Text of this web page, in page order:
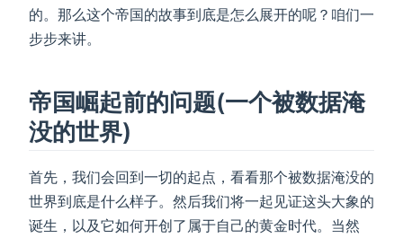
的。那么这个帝国的故事到底是怎么展开的呢？咱们一
步步来讲。
帝国崛起前的问题(一个被数据淹
没的世界)
首先，我们会回到一切的起点，看看那个被数据淹没的
世界到底是什么样子。然后我们将一起见证这头大象的
诞生，以及它如何开创了属于自己的黄金时代。当然